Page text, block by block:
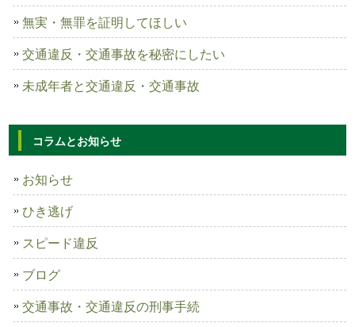
無実・無罪を証明してほしい
交通違反・交通事故を秘密にしたい
未成年者と交通違反・交通事故
コラムとお知らせ
お知らせ
ひき逃げ
スピード違反
ブログ
交通事故・交通違反の刑事手続